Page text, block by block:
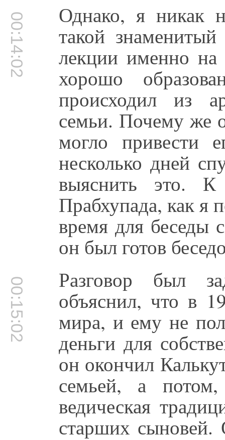
00:14:02 Однако, я никак
такой
лекции именно
хорошо
происходил из
семьи. Почему же
могло привести
несколько дней
выяснить это.
Прабхупада, как я
время для беседы
он был готов
00:15:02 Разговор был
объяснил, что в
мира, и ему не
деньги для
он окончил
семьей, а потом,
ведическая
старших сыновей.